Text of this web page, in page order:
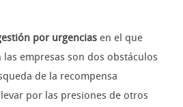
por urgencias en el que
empresas son dos obstáculos
de la recompensa
por las presiones de otros